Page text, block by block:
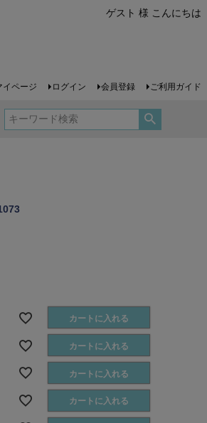
ゲスト 様 こんにちは
イページ ログイン 会員登録 ご利用ガイド
カートに入れる
カートに入れる
カートに入れる
カートに入れる